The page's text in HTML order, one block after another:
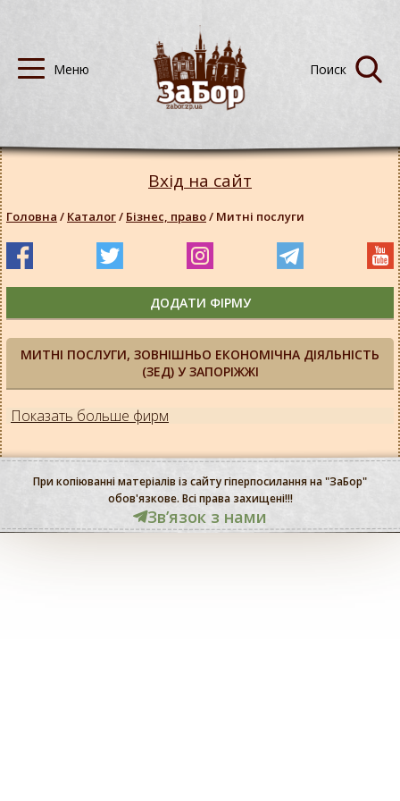
МИТНІ ПОСЛУГИ, ЗОВНІШНЬО ЕКОНОМІЧНА ДІЯЛЬНІСТЬ
(ЗЕД) У ЗАПОРІЖЖІ
Показать больше фирм
Вхід на сайт
Головна / Каталог/ Бізнес, право/ Митні послуги
ДОДАТИ ФІРМУ
При копіюванні матеріалів із сайту гіперпосилання на "ЗаБор"
обов'язкове. Всі права захищені!!!
Звʼязок з нами